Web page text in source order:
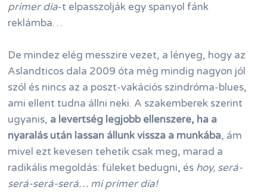
primer día-t elpasszolják egy spanyol fánk
reklámba…
De mindez elég messzire vezet, a lényeg, hogy az
Aslandticos dala 2009 óta még mindig nagyon jól
szól és nincs az a poszt-vakációs szindróma-blues,
ami ellent tudna állni neki. A szakemberek szerint
ugyanis, a levertség legjobb ellenszere, ha a
nyaralás után lassan állunk vissza a munkába, ám
mivel ezt kevesen tehetik csak meg, marad a
radikális megoldás: füleket bedugni, és hoy, será-
será-será-será… mi primer día!